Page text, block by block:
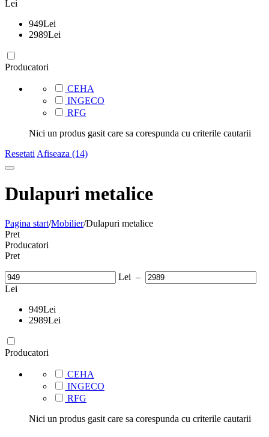
Lei
949Lei
2989Lei
Producatori
CEHA
INGECO
RFG
Nici un produs gasit care sa corespunda cu criterile cautarii
Resetati Afiseaza (14)
Dulapuri metalice
Pagina start/Mobilier/Dulapuri metalice
Pret
Producatori
Pret
Lei –
Lei
949Lei
2989Lei
Producatori
CEHA
INGECO
RFG
Nici un produs gasit care sa corespunda cu criterile cautarii